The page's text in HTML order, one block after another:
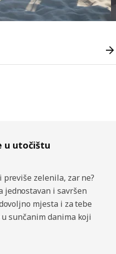
u utočištu
zelenila, zar ne?
jednostavan i savršen
mjesta i za tebe
sunčanim danima koji